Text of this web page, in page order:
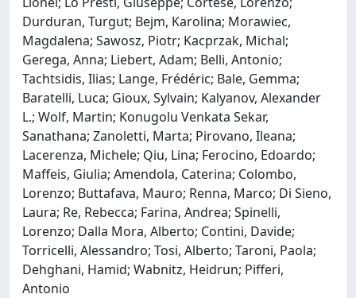
Durduran, Turgut; Bejm, Karolina; Morawiec,
Magdalena; Sawosz, Piotr; Kacprzak, Michal;
Gerega, Anna; Liebert, Adam; Belli, Antonio;
Tachtsidis, Ilias; Lange, Frédéric; Bale, Gemma;
Baratelli, Luca; Gioux, Sylvain; Kalyanov, Alexander
L.; Wolf, Martin; Konugolu Venkata Sekar,
Sanathana; Zanoletti, Marta; Pirovano, Ileana;
Lacerenza, Michele; Qiu, Lina; Ferocino, Edoardo;
Maffeis, Giulia; Amendola, Caterina; Colombo,
Lorenzo; Buttafava, Mauro; Renna, Marco; Di Sieno,
Laura; Re, Rebecca; Farina, Andrea; Spinelli,
Lorenzo; Dalla Mora, Alberto; Contini, Davide;
Torricelli, Alessandro; Tosi, Alberto; Taroni, Paola;
Dehghani, Hamid; Wabnitz, Heidrun; Pifferi,
Antonio